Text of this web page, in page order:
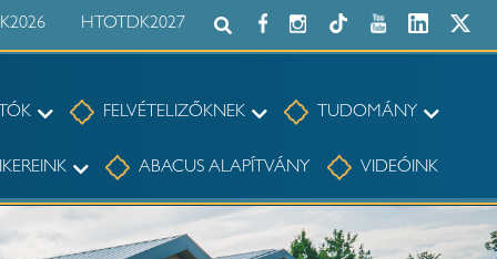
HTOTDK2027
HallgatókFELVÉTELIZŐKNEK Felvételizőknek
TUDOMÁNY
SikereinkABACUS ALAPÍTVÁNY VIDEÓINK